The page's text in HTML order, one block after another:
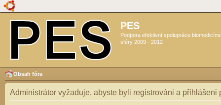
PES
Podpora efektivní spolupráce
sféry 2009 - 2012
Obsah fóra
Administrátor vyžaduje, abyste byli registrováni a přihlášeni